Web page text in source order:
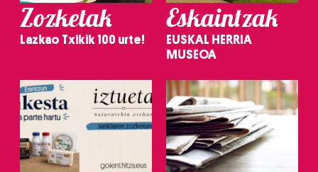
Zozketak
Lazkao Txikik 100 urte!
Eskaintzak
EUSKAL HERRIA
MUSEOA